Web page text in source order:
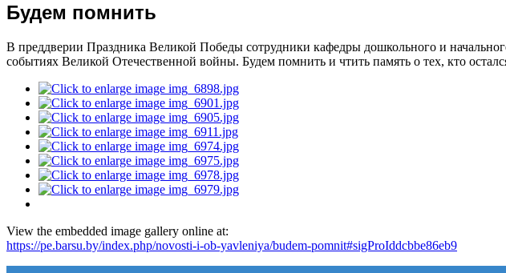
Будем помнить
В преддверии Праздника Великой Победы сотрудники кафедры дошкольного и
событиях Великой Отечественной войны. Будем помнить и чтить память о тех, кто
View the embedded image gallery online at:
https://pe.barsu.by/index.php/novosti-i-ob-yavleniya/budem-pomnit#sigProIddcbbe86eb9